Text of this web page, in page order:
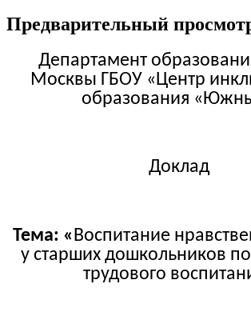
Предварительный
Департамент
Москвы ГБОУ «Центр
образования
Доклад
Тема: « Воспитание
у старших дошкольников
трудового